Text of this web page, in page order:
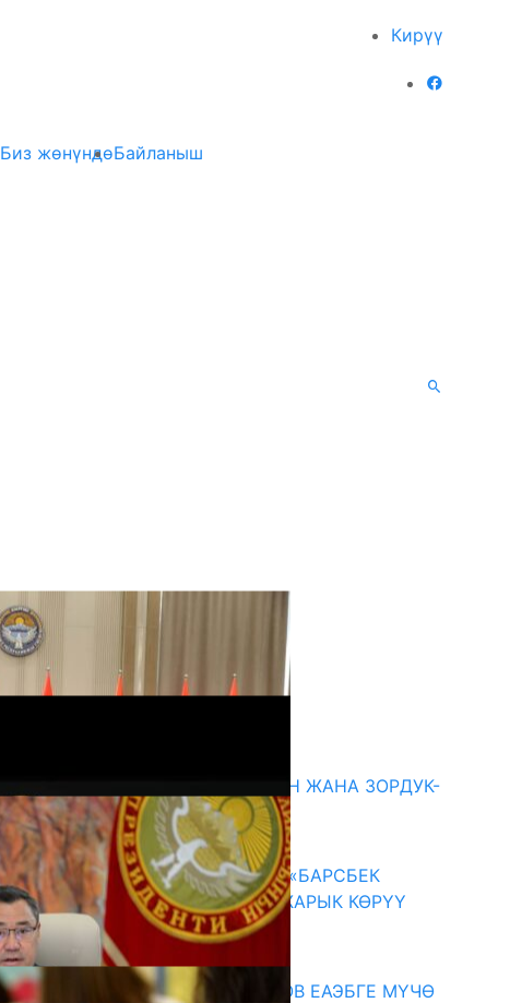
Кирүү
Биз жөнүндөБайланыш
ГЕНДЕРДИК БАСМЫРЛООДОН ЖАНА ЗОРДУК-
ЗОМБУЛУКТАН КОРГОО
07.08.2026
КЫРГЫЗ ТАРЫХЫ ТАСМАДА: «БАРСБЕК
КАГАН» КӨРКӨМ ТАСМАСЫ ЖАРЫК КӨРҮҮ
АЛДЫНДА
07.08.2026
ПРЕЗИДЕНТ САДЫР ЖАПАРОВ ЕАЭБГЕ МҮЧӨ